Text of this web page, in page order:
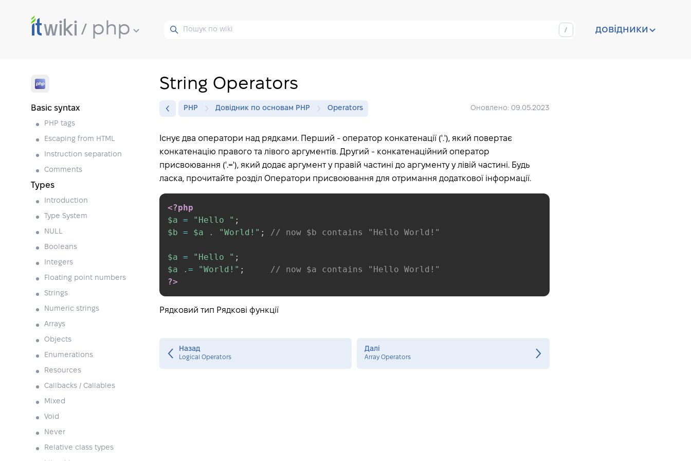
php довідники
Basic syntax
PHP tags
Escaping from HTML
Instruction separation
Comments
Types
Introduction
Type System
NULL
Booleans
Integers
Floating point numbers
Strings
Numeric strings
Arrays
Objects
Enumerations
Resources
Callbacks / Callables
Mixed
Void
Never
Relative class types
String Operators
PHP Довідник по основам PHP Operators Оновлено: 09.05.2023
Існує два оператори над рядками. Перший - оператор конкатенації ('.'), який повертає
конкатенацію правого та лівого аргументів. Другий - конкатенаційний оператор
присвоювання ('.='), який додає аргумент у правій частині до аргументу у лівій частині. Будь
ласка, прочитайте розділ Оператори присвоювання для отримання додаткової інформації.
<?php
$a = "Hello " ;
$b = $a . "World!" ; // now $b contains "Hello World!"
$a = "Hello " ;
$a
.= "World!" ;
// now $a contains "Hello World!"
?>
Рядковий тип Рядкові функції
Назад
Logical Operators
Далі
Array Operators